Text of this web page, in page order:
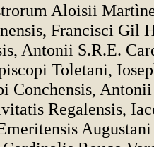
Aloisii
Francisci Gil
Antonii S.R.E.
Toletani,
Conchensis,
Regalensis,
Augustani